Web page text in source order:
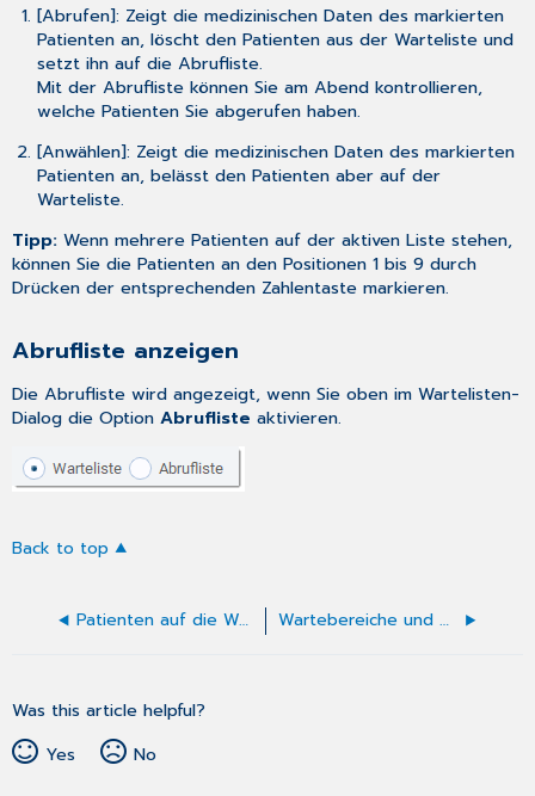
[Abrufen]: Zeigt die medizinischen Daten des markierten
Patienten an, löscht den Patienten aus der Warteliste und
setzt ihn auf die Abrufliste.
Mit der Abrufliste können Sie am Abend kontrollieren,
welche Patienten Sie abgerufen haben.
[Anwählen]: Zeigt die medizinischen Daten des markierten
Patienten an, belässt den Patienten aber auf der
Warteliste.
Tipp:Wenn mehrere Patienten auf der aktiven Liste stehen,
können Sie die Patienten an den Positionen 1 bis 9 durch
Drücken der entsprechenden Zahlentaste markieren.
Abrufliste anzeigen
Die Abrufliste wird angezeigt, wenn Sie oben im Wartelisten-
Dialog die OptionAbrufliste aktivieren.
Back to top
Patienten auf die Warteliste setzen Wartebereiche und Räume konfigurieren
Was this article helpful?
Yes
No